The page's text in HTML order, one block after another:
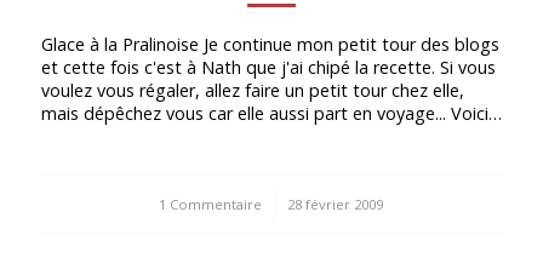
Glace à la Pralinoise Je continue mon petit tour des blogs
et cette fois c'est à Nath que j'ai chipé la recette. Si vous
voulez vous régaler, allez faire un petit tour chez elle,
mais dépêchez vous car elle aussi part en voyage... Voici…
1 Commentaire
/ 28 février 2009